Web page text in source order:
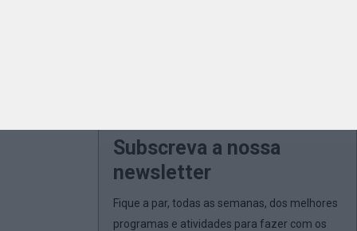
Subscreva a nossa
newsletter
Fique a par, todas as semanas, dos melhores
programas e atividades para fazer com os